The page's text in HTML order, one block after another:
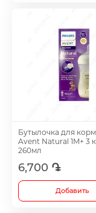
Бутылочка для
Avent Natural 1M+ 3
260мл
6,700 ֏
Добавить